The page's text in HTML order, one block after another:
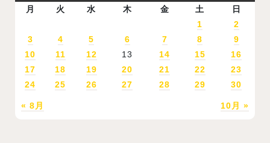
月
火 水 木 金 土 日
« 8月 10月 »
1
2
3
4 5 6 7 8
9
10
11 12 13 14 15
16
17
18 19 20 21 22
23
24
25 26 27 28 29 30